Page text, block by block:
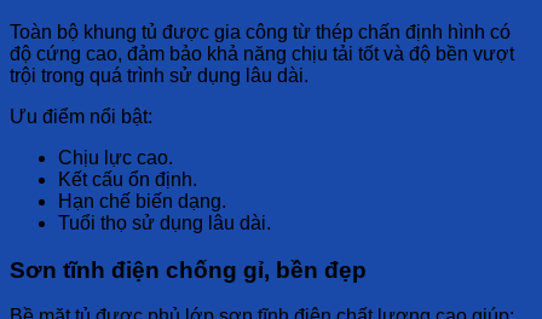
Toàn bộ khung tủ được gia công từ thép chấn định hình có
độ cứng cao, đảm bảo khả năng chịu tải tốt và độ bền vượt
trội trong quá trình sử dụng lâu dài.
Ưu điểm nổi bật:
Chịu lực cao.
Kết cấu ổn định.
Hạn chế biến dạng.
Tuổi thọ sử dụng lâu dài.
Sơn tĩnh điện chống gỉ, bền đẹp